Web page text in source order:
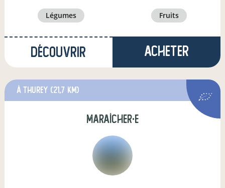
légumes fruits
Découvrir Acheter
à Thurey (21,7 km)
maraîcher·e